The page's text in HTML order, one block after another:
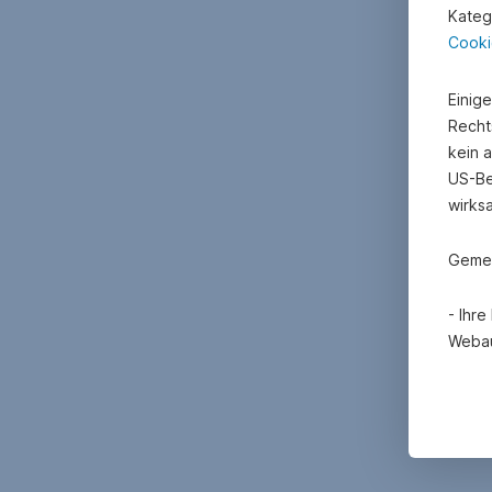
kein
US-
- Ihre
- Mit